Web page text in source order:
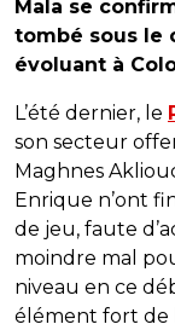
Mala se
tombé sous le
évoluant à
L’été dernier, le
son secteur
Maghnes
Enrique n’ont
de jeu, faute
moindre mal
niveau en ce
élément fort de